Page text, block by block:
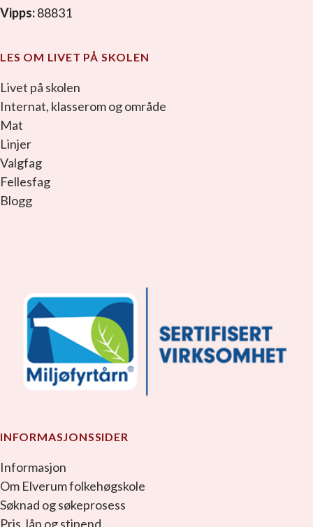
Vipps:88831
LES OM LIVET PÅ SKOLEN
Livet på skolen
Internat, klasserom og område
Mat
Linjer
Valgfag
Fellesfag
Blogg
INFORMASJONSSIDER
Informasjon
Om Elverum folkehøgskole
Søknad og søkeprosess
Pris, lån og stipend